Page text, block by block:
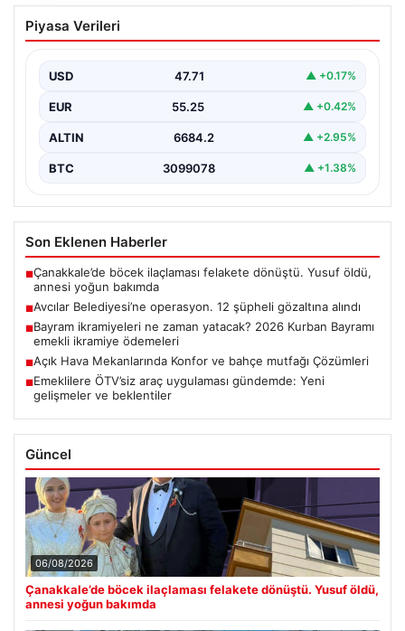
Avcılar Belediyesi’ne operasyon. 12
şüpheli gözaltına alındı
Piyasa Verileri
USD 47.71 ▲ +0.17%
EUR 55.25 ▲ +0.42%
ALTIN 6684.2 ▲ +2.95%
BTC 3099078 ▲ +1.38%
Son Eklenen Haberler
■Çanakkale’de böcek ilaçlaması felakete dönüştü. Yusuf öldü,
annesi yoğun bakımda
■Avcılar Belediyesi’ne operasyon. 12 şüpheli gözaltına alındı
■Bayram ikramiyeleri ne zaman yatacak? 2026 Kurban Bayramı
emekli ikramiye ödemeleri
■Açık Hava Mekanlarında Konfor ve bahçe mutfağı Çözümleri
■Emeklilere ÖTV’siz araç uygulaması gündemde: Yeni
gelişmeler ve beklentiler
Güncel
06/08/2026
Çanakkale’de böcek ilaçlaması felakete dönüştü. Yusuf öldü,
annesi yoğun bakımda